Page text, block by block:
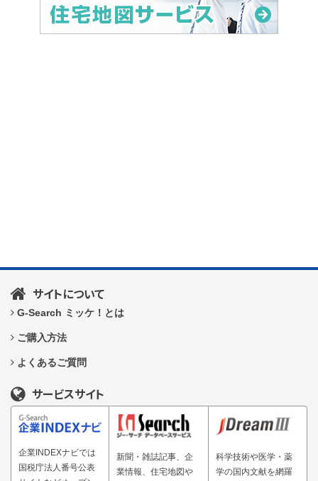
サイトについて
G-Search ミッケ！とは
ご購入方法
よくあるご質問
サービスサイト
企業INDEXナビでは
国税庁法人番号公表
新聞・雑誌記事、企
業情報、住宅地図や
科学技術や医学・薬
学の国内文献を網羅